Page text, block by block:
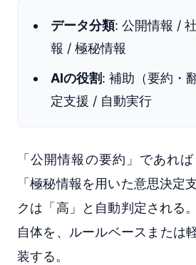
データ分類: 公開情報 /
報 / 極秘情報
AIの役割: 補助（要約・
定支援 / 自動実行
「公開情報の要約」であれ
「極秘情報を用いた意思決定
クは「高」と自動判定される
自体を、ルールベースまたは
装する。